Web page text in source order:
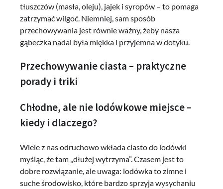
tłuszczów (masła, oleju), jajek i syropów – to pomaga
zatrzymać wilgoć. Niemniej, sam sposób
przechowywania jest równie ważny, żeby nasza
gąbeczka nadal była miękka i przyjemna w dotyku.
Przechowywanie ciasta – praktyczne
porady i triki
Chłodne, ale nie lodówkowe miejsce –
kiedy i dlaczego?
Wiele z nas odruchowo wkłada ciasto do lodówki
myśląc, że tam „dłużej wytrzyma”. Czasem jest to
dobre rozwiązanie, ale uwaga: lodówka to zimne i
suche środowisko, które bardzo sprzyja wysychaniu